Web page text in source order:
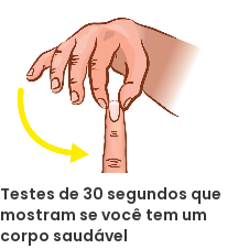
Testes de 30 segundos que
mostram se você tem um
corpo saudável